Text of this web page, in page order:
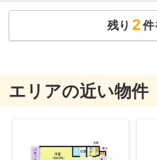
残り 2件
エリアの近い物件